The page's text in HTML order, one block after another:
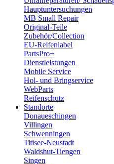
Hauptuntersuchungen
MB Small Repair
Original-Teile
Zubehör/Collection
EU-Reifenlabel
PartsPro+
Dienstleistungen
Mobile Service
Hol- und Bringservice
WebParts
Reifenschutz
Standorte
Donaueschingen
Villingen
Schwenningen
Titisee-Neustadt
Waldshut-Tiengen
Singen